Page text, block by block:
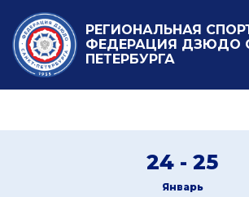
РЕГИОНАЛЬНАЯ
ФЕДЕРАЦИЯ ДЗЮДО
ПЕТЕРБУРГА
24 - 25
Январь